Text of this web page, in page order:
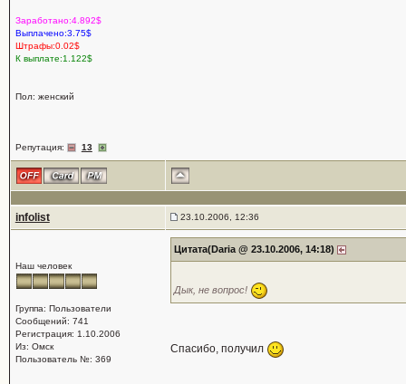
Заработано:4.892$
Выплачено:3.75$
Штрафы:0.02$
К выплате:1.122$
Пол: женский
Репутация: 13
infolist 23.10.2006, 12:36
Наш человек
Группа: Пользователи
Сообщений: 741
Регистрация: 1.10.2006
Из: Омск
Пользователь №: 369
Цитата(Daria @ 23.10.2006, 14:18)
Дык, не вопрос!
Спасибо, получил